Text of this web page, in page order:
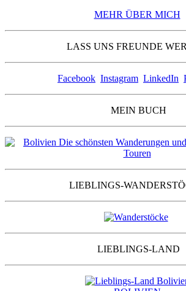
MEHR ÜBER MICH
LASS UNS FREUNDE
Facebook Instagram LinkedIn
MEIN BUCH
LIEBLINGS-
LIEBLINGS-LAND